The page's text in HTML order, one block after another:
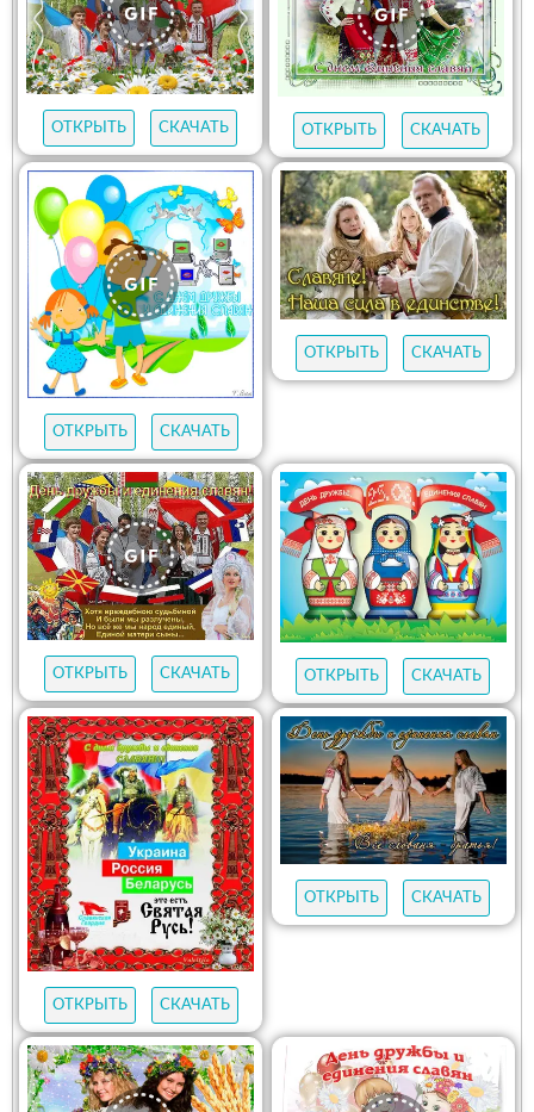
ОТКРЫТЬ СКАЧАТЬ ОТКРЫТЬ СКАЧАТЬ
ОТКРЫТЬ СКАЧАТЬ
ОТКРЫТЬ СКАЧАТЬ
ОТКРЫТЬ СКАЧАТЬ ОТКРЫТЬ СКАЧАТЬ
ОТКРЫТЬ СКАЧАТЬ
ОТКРЫТЬ СКАЧАТЬ